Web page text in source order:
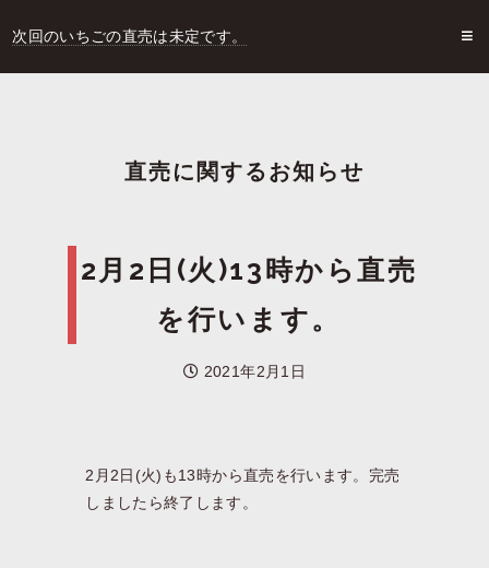
次回のいちごの直売は未定です。
直売に関するお知らせ
2月2日(火)13時から直売
を行います。
2021年2月1日
2月2日(火)も13時から直売を行います。完売
しましたら終了します。